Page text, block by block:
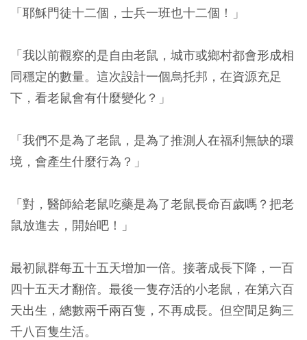
「耶穌門徒十二個，士兵一班也十二個！」
「我以前觀察的是自由老鼠，城市或鄉村都會形成相
同穩定的數量。這次設計一個烏托邦，在資源充足
下，看老鼠會有什麼變化？」
「我們不是為了老鼠，是為了推測人在福利無缺的環
境，會產生什麼行為？」
「對，醫師給老鼠吃藥是為了老鼠長命百歲嗎？把老
鼠放進去，開始吧！」
最初鼠群每五十五天增加一倍。接著成長下降，一百
四十五天才翻倍。最後一隻存活的小老鼠，在第六百
天出生，總數兩千兩百隻，不再成長。但空間足夠三
千八百隻生活。